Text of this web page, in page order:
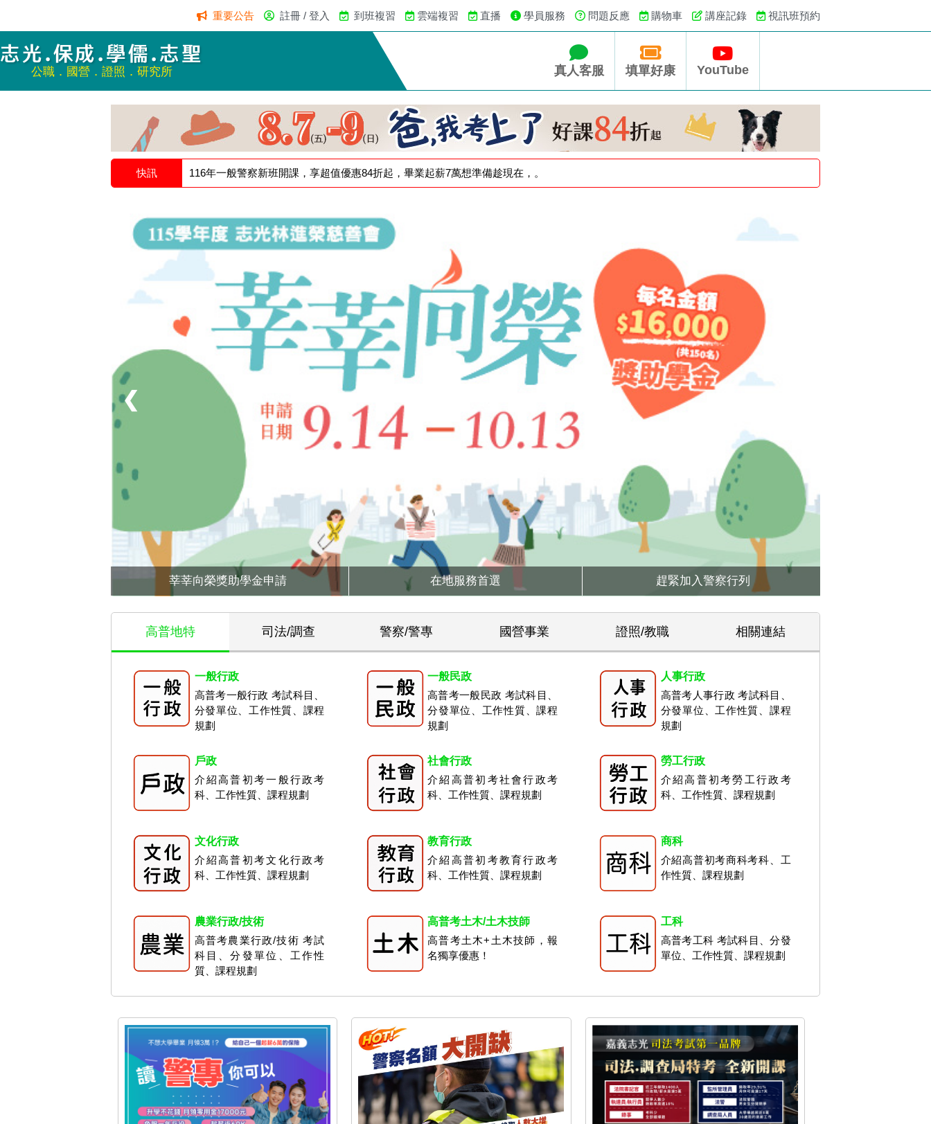
重要公告 註冊 / 登入 到班複習 雲端複習 直播 學員服務 問題反應 購物車 講座記錄 視訊班預約
志光.保成.學儒.志聖
公職．國營．證照．研究所 真人客服 填單好康 YouTube
快訊 116年一般警察新班開課，享超值優惠84折起，畢業起薪7萬想準備趁現在，。
❮
莘莘向榮獎助學金申請 在地服務首選 趕緊加入警察行列
高普地特 司法/調查 警察/警專 國營事業 證照/教職 相關連結
一般行政
高普考一般行政 考試科目、
分發單位、工作性質、課程
規劃
一般民政
高普考一般民政 考試科目、
分發單位、工作性質、課程
規劃
人事行政
高普考人事行政 考試科目、
分發單位、工作性質、課程
規劃
戶政
介紹高普初考一般行政考
科、工作性質、課程規劃
社會行政
介紹高普初考社會行政考
科、工作性質、課程規劃
勞工行政
介紹高普初考勞工行政考
科、工作性質、課程規劃
文化行政
介紹高普初考文化行政考
科、工作性質、課程規劃
教育行政
介紹高普初考教育行政考
科、工作性質、課程規劃
商科
介紹高普初考商科考科、工
作性質、課程規劃
農業行政/技術
高普考農業行政/技術 考試
科目、分發單位、工作性
質、課程規劃
高普考土木/土木技師
高普考土木+土木技師，報
名獨享優惠！
工科
高普考工科 考試科目、分發
單位、工作性質、課程規劃